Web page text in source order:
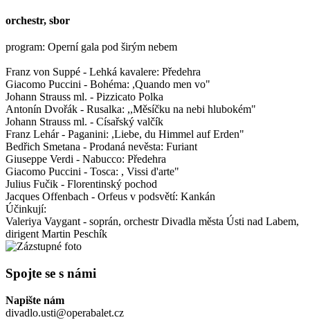
orchestr, sbor
program: Operní gala pod širým nebem
Franz von Suppé - Lehká kavalere: Předehra
Giacomo Puccini - Bohéma: ,Quando men vo"
Johann Strauss ml. - Pizzicato Polka
Antonín Dvořák - Rusalka: ,,Měsíčku na nebi hlubokém"
Johann Strauss ml. - Císařský valčík
Franz Lehár - Paganini: ,Liebe, du Himmel auf Erden"
Bedřich Smetana - Prodaná nevěsta: Furiant
Giuseppe Verdi - Nabucco: Předehra
Giacomo Puccini - Tosca: , Vissi d'arte"
Julius Fučik - Florentinský pochod
Jacques Offenbach - Orfeus v podsvětí: Kankán
Účinkují:
Valeriya Vaygant - soprán, orchestr Divadla města Ústi nad Labem,
dirigent Martin Peschík
Spojte se s námi
Napište nám
divadlo.usti@operabalet.cz